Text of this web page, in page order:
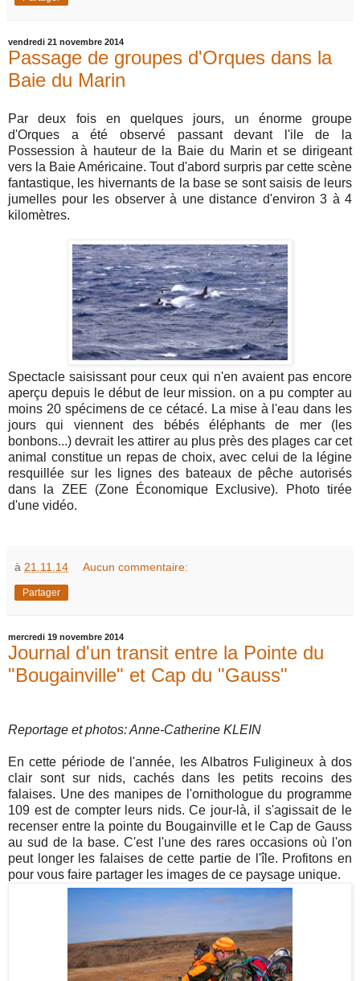
vendredi 21 novembre 2014
Passage de groupes d'Orques dans la
Baie du Marin
Par deux fois en quelques jours, un énorme groupe
d'Orques a été observé passant devant l'ile de la
Possession à hauteur de la Baie du Marin et se dirigeant
vers la Baie Américaine. Tout d'abord surpris par cette scène
fantastique, les hivernants de la base se sont saisis de leurs
jumelles pour les observer à une distance d'environ 3 à 4
kilomètres.
Spectacle saisissant pour ceux qui n'en avaient pas encore
aperçu depuis le début de leur mission. on a pu compter au
moins 20 spécimens de ce cétacé. La mise à l'eau dans les
jours qui viennent des bébés éléphants de mer (les
bonbons...) devrait les attirer au plus près des plages car cet
animal constitue un repas de choix, avec celui de la légine
resquillée sur les lignes des bateaux de pêche autorisés
dans la ZEE (Zone Économique Exclusive). Photo tirée
d'une vidéo.
à 21.11.14 Aucun commentaire:
Partager
mercredi 19 novembre 2014
Journal d'un transit entre la Pointe du
"Bougainville" et Cap du "Gauss"
Reportage et photos: Anne-Catherine KLEIN
En cette période de l'année, les Albatros Fuligineux à dos
clair sont sur nids, cachés dans les petits recoins des
falaises. Une des manipes de l'ornithologue du programme
109 est de compter leurs nids. Ce jour-là, il s'agissait de le
recenser entre la pointe du Bougainville et le Cap de Gauss
au sud de la base. C'est l'une des rares occasions où l'on
peut longer les falaises de cette partie de l'île. Profitons en
pour vous faire partager les images de ce paysage unique.